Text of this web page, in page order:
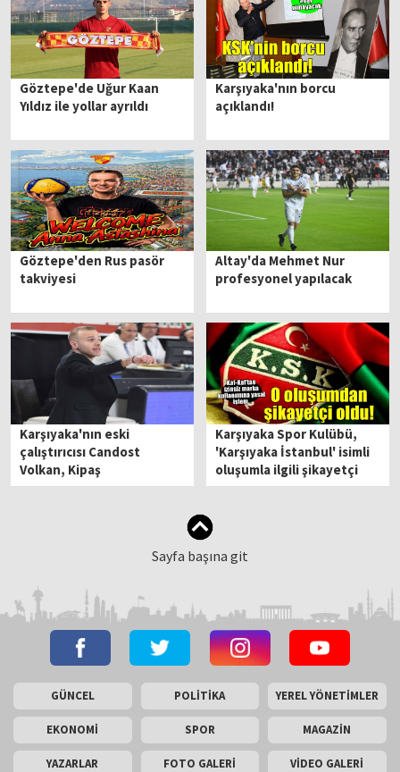
Göztepe'de Uğur Kaan
Yıldız ile yollar ayrıldı
Karşıyaka'nın borcu
açıklandı!
Göztepe'den Rus pasör
takviyesi
Altay'da Mehmet Nur
profesyonel yapılacak
Karşıyaka'nın eski
çalıştırıcısı Candost
Volkan, Kipaş
İstiklalspor'la anlaştı
Karşıyaka Spor Kulübü,
'Karşıyaka İstanbul' isimli
oluşumla ilgili şikayetçi
oldu
Sayfa başına git
GÜNCEL POLİTİKA YEREL YÖNETİMLER
EKONOMİ SPOR MAGAZİN
YAZARLAR FOTO GALERİ VİDEO GALERİ